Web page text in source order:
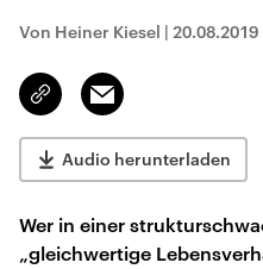
Von Heiner Kiesel | 20.08.2019
Link
kopieren/teilen
Email
Audio herunterladen
Wer in einer
„gleichwertige